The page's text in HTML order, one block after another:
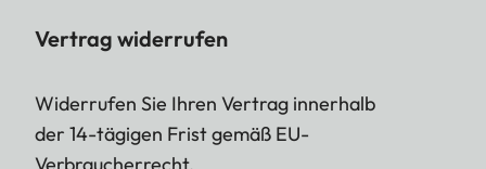
Vertrag widerrufen
Widerrufen Sie Ihren Vertrag innerhalb
der 14-tägigen Frist gemäß EU-